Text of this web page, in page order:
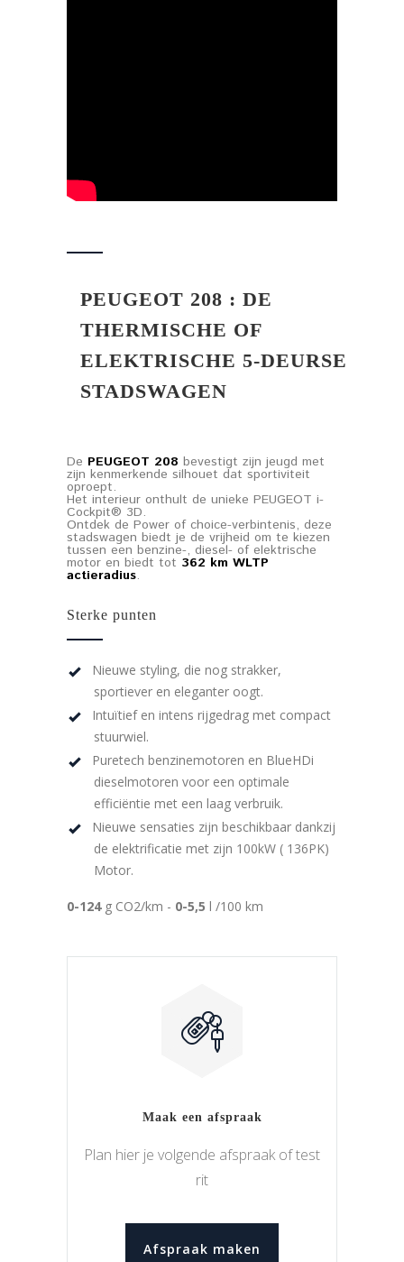
PEUGEOT 208 : DE
THERMISCHE OF
ELEKTRISCHE 5-DEURSE
STADSWAGEN
De PEUGEOT 208 bevestigt zijn jeugd met
zijn kenmerkende silhouet dat sportiviteit
oproept.
Het interieur onthult de unieke PEUGEOT i-
Cockpit® 3D.
Ontdek de Power of choice-verbintenis, deze
stadswagen biedt je de vrijheid om te kiezen
tussen een benzine-, diesel- of elektrische
motor en biedt tot 362 km WLTP
actieradius.
Sterke punten
Nieuwe styling, die nog strakker,
sportiever en eleganter oogt.
Intuïtief en intens rijgedrag met compact
stuurwiel.
Puretech benzinemotoren en BlueHDi
dieselmotoren voor een optimale
efficiëntie met een laag verbruik.
Nieuwe sensaties zijn beschikbaar dankzij
de elektrificatie met zijn 100kW ( 136PK)
Motor.
0-124g CO2/km - 0-5,5 l /100 km
Maak een afspraak
Plan hier je volgende afspraak of test
rit
Afspraak maken